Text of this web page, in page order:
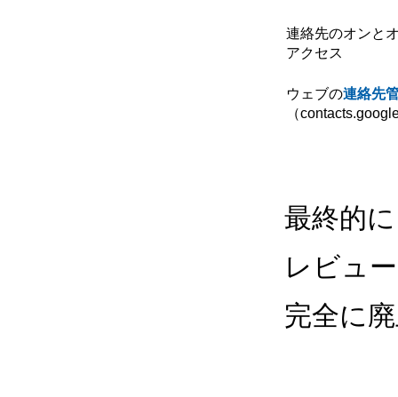
連絡先のオンと
アクセス
ウェブの連絡先
（
最終的
レビュ
完全に